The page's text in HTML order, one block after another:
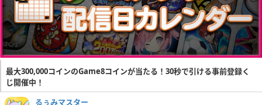
最大300,000コインのGame8コインが当たる！30秒で引ける事前登録く
じ開催中！
るぅみマスター